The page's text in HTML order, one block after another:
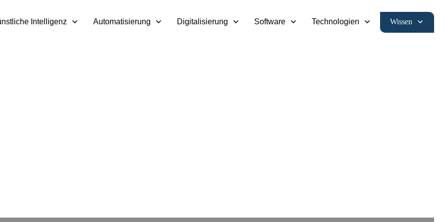
Intelligenz Automatisierung Digitalisierung Software Technologien Wissen